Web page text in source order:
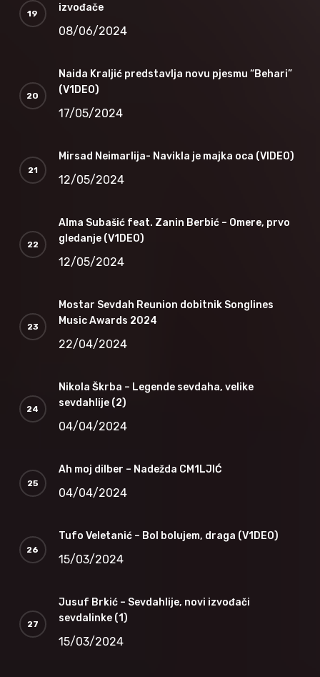
izvođače
08/06/2024
Naida Kraljić predstavlja novu pjesmu “Behari”
(V1DEO)
17/05/2024
Mirsad Neimarlija- Navikla je majka oca (VIDEO)
12/05/2024
Alma Subašić feat. Zanin Berbić – Omere, prvo
gledanje (V1DEO)
12/05/2024
Mostar Sevdah Reunion dobitnik Songlines
Music Awards 2024
22/04/2024
Nikola Škrba – Legende sevdaha, velike
sevdahlije (2)
04/04/2024
Ah moj dilber – Nadežda CM1LJIĆ
04/04/2024
Tufo Veletanić – Bol bolujem, draga (V1DEO)
15/03/2024
Jusuf Brkić – Sevdahlije, novi izvođači
sevdalinke (1)
15/03/2024